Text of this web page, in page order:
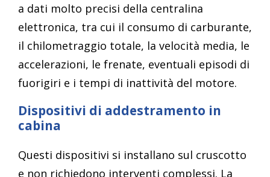
a dati molto precisi della centralina
elettronica, tra cui il consumo di carburante,
il chilometraggio totale, la velocità media, le
accelerazioni, le frenate, eventuali episodi di
fuorigiri e i tempi di inattività del motore.
Dispositivi di addestramento in
cabina
Questi dispositivi si installano sul cruscotto
e non richiedono interventi complessi. La